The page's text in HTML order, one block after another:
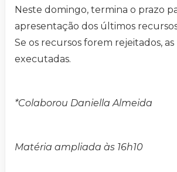
Neste domingo, termina o prazo
apresentação dos últimos
Se os recursos forem rejeitados, as
executadas.
*Colaborou Daniella Almeida
Matéria ampliada às 16h10